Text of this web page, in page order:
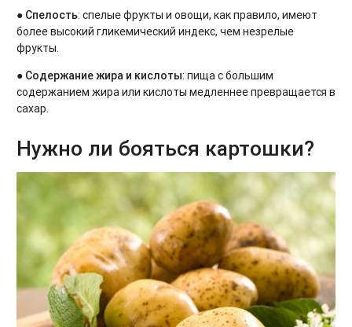
● Спелость: спелые фрукты и овощи, как правило, имеют
более высокий гликемический индекс, чем незрелые
фрукты.
● Содержание жира и кислоты: пища с большим
содержанием жира или кислоты медленнее превращается в
сахар.
Нужно ли бояться картошки?